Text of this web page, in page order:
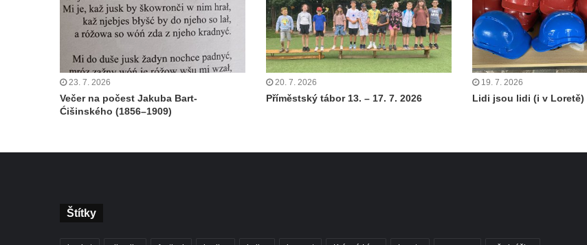
23. 7. 2026
Večer na počest Jakuba Bart-
Ćišinského (1856–1909)
20. 7. 2026
Příměstský tábor 13. – 17. 7. 2026
19. 7. 2026
Lidi jsou lidi (i v Loretě)
Štítky